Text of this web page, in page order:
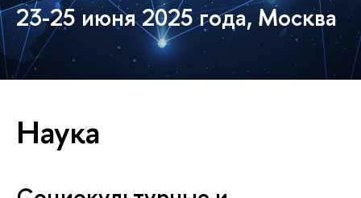
23-25 июня 2025 года, Москва
Наука